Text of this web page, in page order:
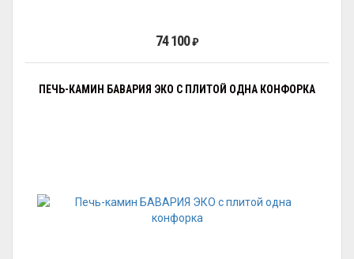
74 100₽
ПЕЧЬ-КАМИН БАВАРИЯ ЭКО С ПЛИТОЙ ОДНА КОНФОРКА